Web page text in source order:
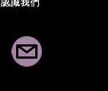
認識我們